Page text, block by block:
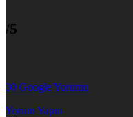
/5
30 Google Yorumu
Yorum Yapın